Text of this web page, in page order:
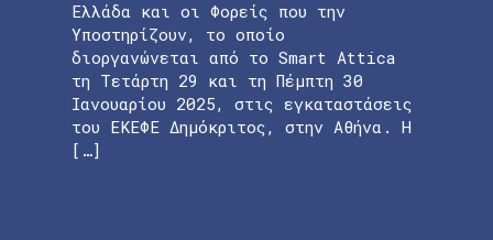
Ελλάδα και οι Φορείς που την
Υποστηρίζουν, το οποίο
διοργανώνεται από το Smart Attica
τη Τετάρτη 29 και τη Πέμπτη 30
Ιανουαρίου 2025, στις εγκαταστάσεις
του ΕΚΕΦΕ Δημόκριτος, στην Αθήνα. Η
[…]